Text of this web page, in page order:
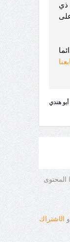
ذي
هندي
المحتوى
الاشتراك